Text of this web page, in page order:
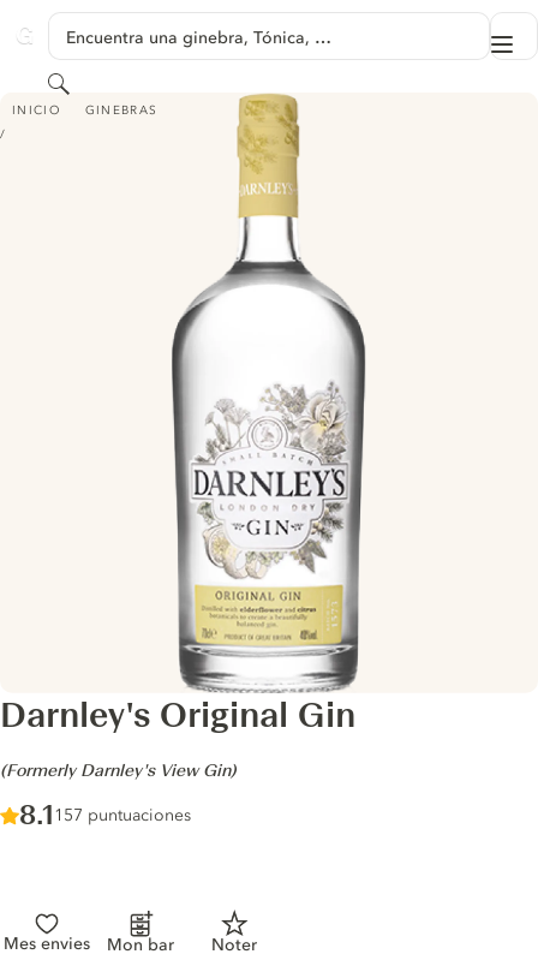
GINVENTORY
Encuentra una ginebra, Tónica, …
Buscar
INICIO GINEBRAS
DARNLEY'S ORIGINAL GIN - (FORMERLY DARNLEY'S VIEW GIN)
Darnley's Original Gin
-
(Formerly Darnley's View Gin)
Score :
8.1/ 10
157 puntuaciones
Mes envies Mon bar Noter